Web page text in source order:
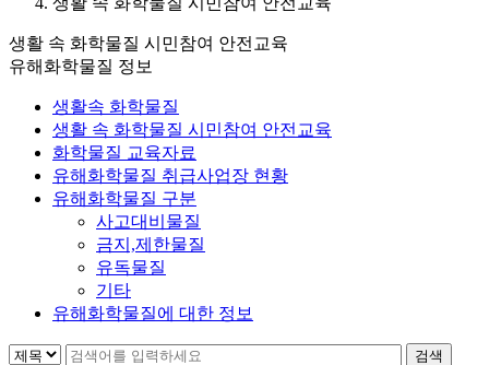
생활 속 화학물질 시민참여 안전교육
유해화학물질 정보
생활속 화학물질
생활 속 화학물질 시민참여 안전교육
화학물질 교육자료
유해화학물질 취급사업장 현황
유해화학물질 구분
사고대비물질
금지,제한물질
유독물질
기타
유해화학물질에 대한 정보
검색